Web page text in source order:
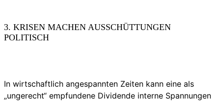
3. KRISEN MACHEN AUSSCHÜTTUNGEN
POLITISCH
In wirtschaftlich angespannten Zeiten kann eine als
„ungerecht“ empfundene Dividende interne Spannungen